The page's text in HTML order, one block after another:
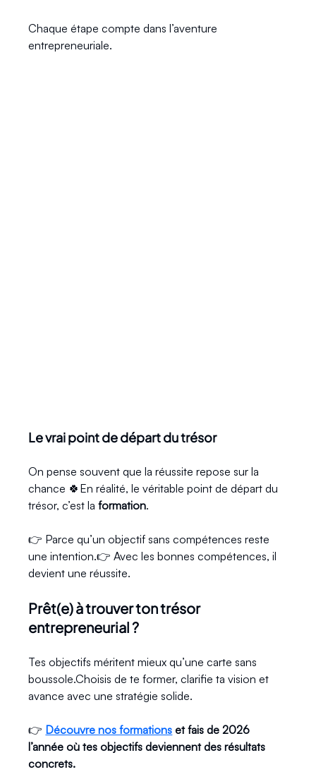
Chaque étape compte dans l’aventure
entrepreneuriale.
Le vrai point de départ du trésor
On pense souvent que la réussite repose sur la
chance 🍀En réalité, le véritable point de départ du
trésor, c’est la formation.
👉 Parce qu’un objectif sans compétences reste
une intention.👉 Avec les bonnes compétences, il
devient une réussite.
Prêt(e) à trouver ton trésor
entrepreneurial ?
Tes objectifs méritent mieux qu’une carte sans
boussole.Choisis de te former, clarifie ta vision et
avance avec une stratégie solide.
👉 Découvre nos formations et fais de 2026
l’année où tes objectifs deviennent des résultats
concrets.